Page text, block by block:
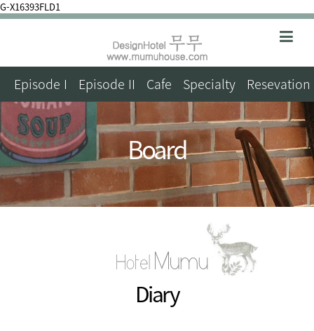
G-X16393FLD1
Episode I Episode II Cafe Specialty Resevation
Board
Diary